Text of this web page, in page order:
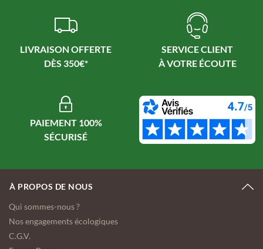
LIVRAISON OFFERTE
DÈS 350€*
SERVICE CLIENT
À VOTRE ÉCOUTE
PAIEMENT 100%
À PROPOS DE NOUS
Qui sommes-nous ?
Nos engagements écologiques
C.G.V.